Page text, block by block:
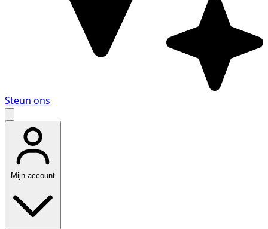
Steun ons
Mijn account